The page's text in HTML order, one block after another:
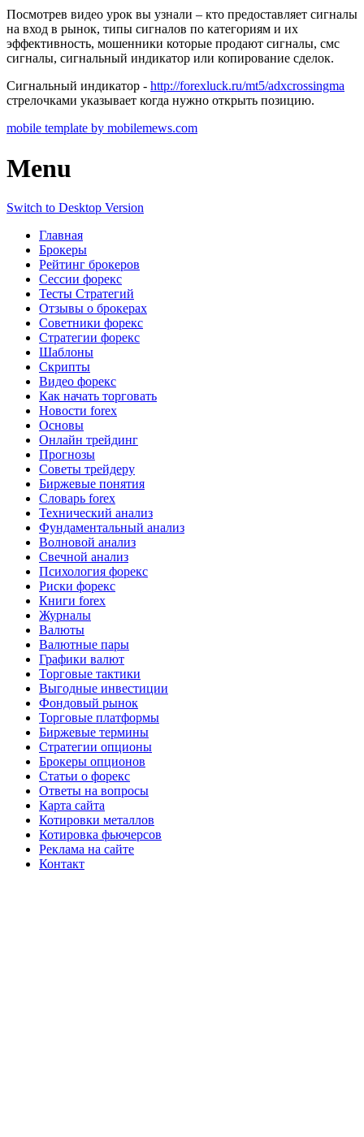
Посмотрев видео урок вы узнали – кто предоставляет сигналы
на вход в рынок, типы сигналов по категориям и их
эффективность, мошенники которые продают сигналы, смс
сигналы, сигнальный индикатор или копирование сделок.
Сигнальный индикатор - http://forexluck.ru/mt5/adxcrossingma
стрелочками указывает когда нужно открыть позицию.
mobile template by mobilemews.com
Menu
Switch to Desktop Version
Главная
Брокеры
Рейтинг брокеров
Сессии форекс
Тесты Стратегий
Отзывы о брокерах
Советники форекс
Стратегии форекс
Шаблоны
Скрипты
Видео форекс
Как начать торговать
Новости forex
Основы
Онлайн трейдинг
Прогнозы
Советы трейдеру
Биржевые понятия
Словарь forex
Технический анализ
Фундаментальный анализ
Волновой анализ
Свечной анализ
Психология форекс
Риски форекс
Книги forex
Журналы
Валюты
Валютные пары
Графики валют
Торговые тактики
Выгодные инвестиции
Фондовый рынок
Торговые платформы
Биржевые термины
Стратегии опционы
Брокеры опционов
Статьи о форекс
Ответы на вопросы
Карта сайта
Котировки металлов
Котировка фьючерсов
Реклама на сайте
Контакт